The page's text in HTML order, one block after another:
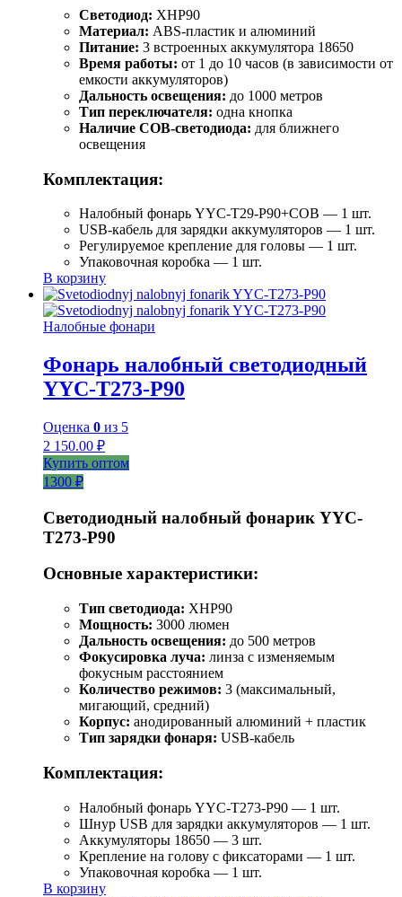
Светодиод: XHP90
Материал: ABS-пластик и алюминий
Питание: 3 встроенных аккумулятора 18650
Время работы: от 1 до 10 часов (в зависимости от
емкости аккумуляторов)
Дальность освещения: до 1000 метров
Тип переключателя: одна кнопка
Наличие COB-светодиода: для ближнего
освещения
Комплектация:
Налобный фонарь YYC-T29-P90+COB — 1 шт.
USB-кабель для зарядки аккумуляторов — 1 шт.
Регулируемое крепление для головы — 1 шт.
Упаковочная коробка — 1 шт.
В корзину
Налобные фонари
Фонарь налобный светодиодный
YYC-T273-P90
Оценка 0 из 5
2 150.00 ₽
Купить оптом
1300 ₽
Светодиодный налобный фонарик YYC-
T273-P90
Основные характеристики:
Тип светодиода: XHP90
Мощность: 3000 люмен
Дальность освещения: до 500 метров
Фокусировка луча: линза с изменяемым
фокусным расстоянием
Количество режимов: 3 (максимальный,
мигающий, средний)
Корпус: анодированный алюминий + пластик
Тип зарядки фонаря: USB-кабель
Комплектация:
Налобный фонарь YYC-T273-P90 — 1 шт.
Шнур USB для зарядки аккумуляторов — 1 шт.
Аккумуляторы 18650 — 3 шт.
Крепление на голову с фиксаторами — 1 шт.
Упаковочная коробка — 1 шт.
В корзину